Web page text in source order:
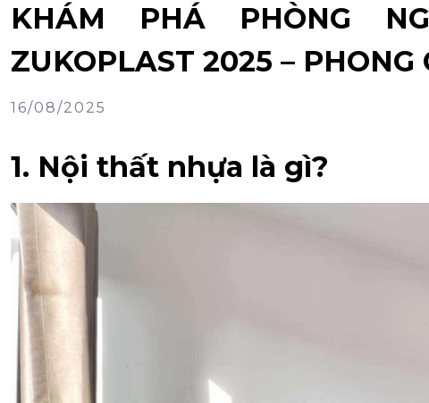
KHÁM PHÁ PHÒNG
ZUKOPLAST 2025 –
16/08/2025
1. Nội thất nhựa là gì?